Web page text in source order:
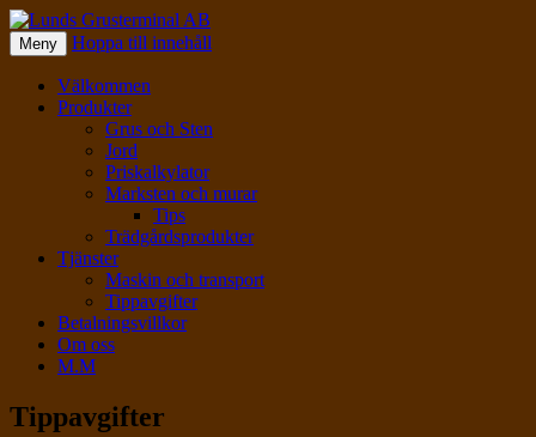
Lunds Grusterminal AB
Meny Hoppa till innehåll
Välkommen
Produkter
Grus och Sten
Jord
Priskalkylator
Marksten och murar
Tips
Trädgårdsprodukter
Tjänster
Maskin och transport
Tippavgifter
Betalningsvillkor
Om oss
M.M
Tippavgifter